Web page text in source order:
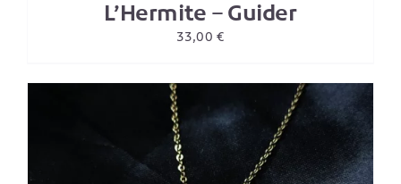
L’Hermite – Guider
33,00€